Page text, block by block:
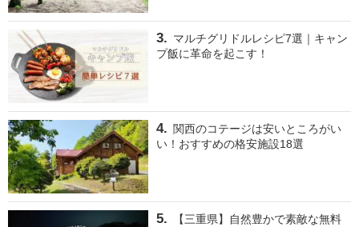
マルチグリドルレシピ7選｜キャン
プ飯に革命を起こす！
関西のコテージは安いところがい
い！おすすめの格安施設18選
【三重県】自然豊かで素敵な無料